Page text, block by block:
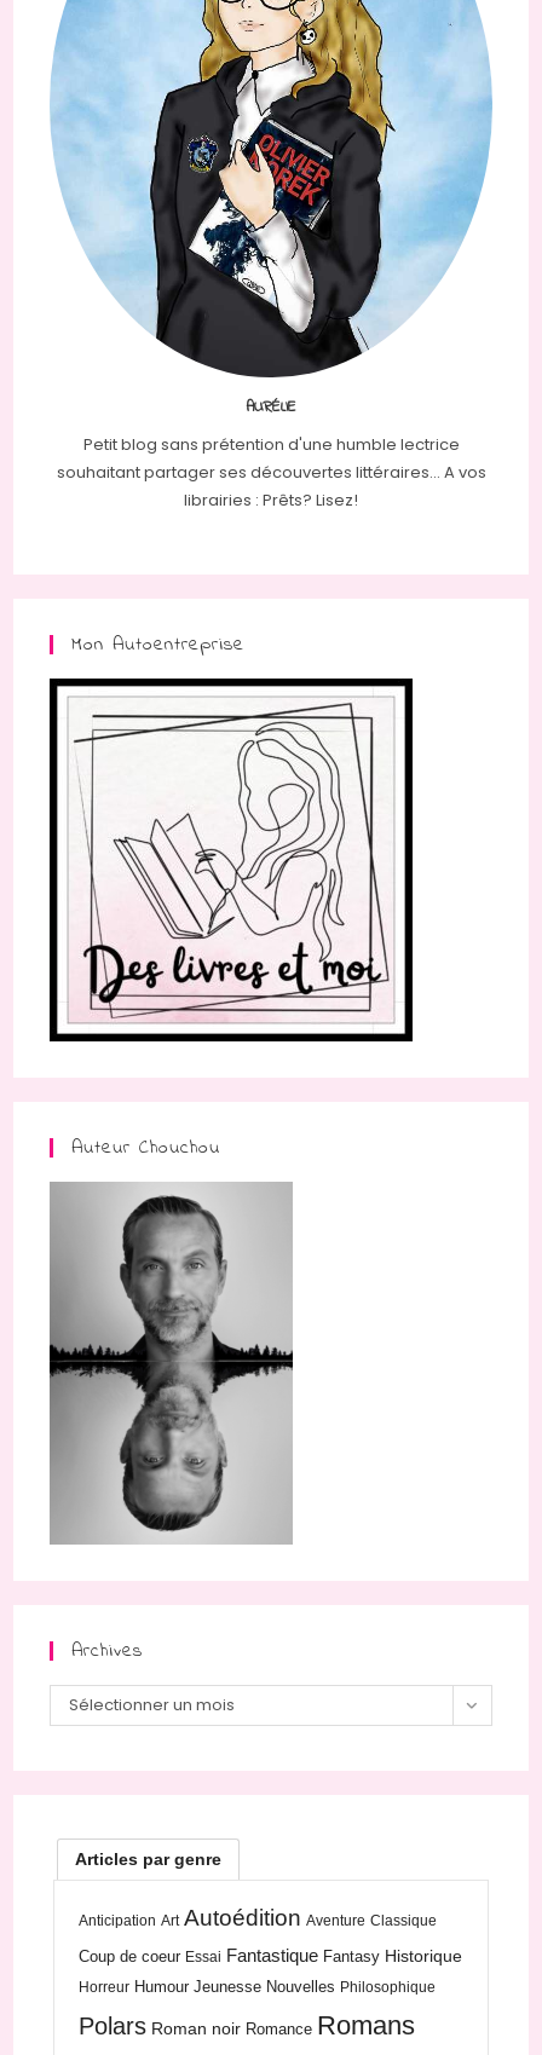
AURÉLIE
Petit blog sans prétention d'une humble lectrice
souhaitant partager ses découvertes littéraires... A vos
librairies : Prêts? Lisez!
Mon Autoentreprise
Auteur Chouchou
Archives
Archives
Sélectionner un mois
Articles par genre
Anticipation Art Autoédition Aventure Classique
Coup de coeur Essai Fantastique Fantasy Historique
Horreur Humour Jeunesse Nouvelles Philosophique
Polars Roman noir Romance Romans